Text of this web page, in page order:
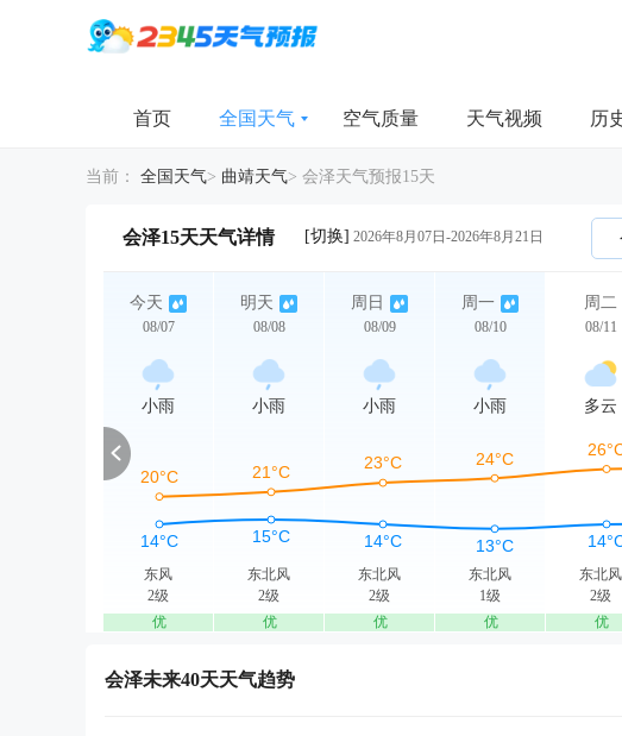
首页 全国天气 空气质量 天气视频 历
当前： 全国天气> 曲靖天气> 会泽天气预报15天
会泽15天天气详情 [切换] 2026年8月07日-2026年8月21日
今天
08/07
小雨
东风
2级
优
明天
08/08
小雨
东北风
2级
优
周日
08/09
小雨
东北风
2级
优
周一
08/10
小雨
东北风
1级
优
周二
08/11
多云
东北风
2级
优
会泽未来40天天气趋势